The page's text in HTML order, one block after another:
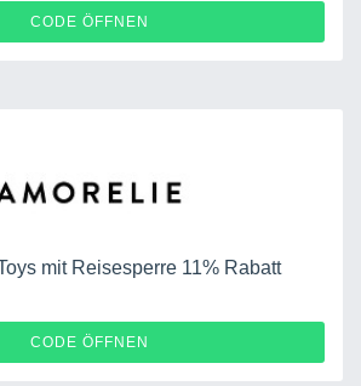
CODE ÖFFNENBIRTHDAY-QKHX
mit Reisesperre 11% Rabatt
CODE ÖFFNEN